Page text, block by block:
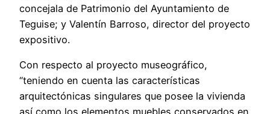
concejala de Patrimonio del Ayuntamiento de
Teguise; y Valentín Barroso, director del proyecto
expositivo.
Con respecto al proyecto museográfico,
“teniendo en cuenta las características
arquitectónicas singulares que posee la vivienda